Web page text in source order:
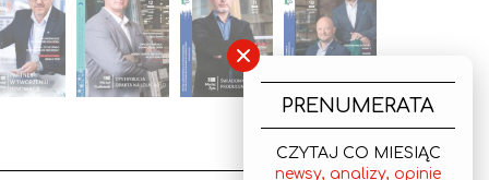
×
PRENUMERATA
CZYTAJ CO MIESIĄC
newsy, analizy, opinie